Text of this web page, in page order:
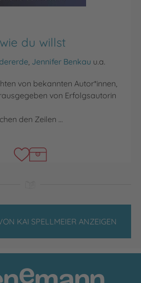
du willst
Jennifer Benkau u.a.
von bekannten Autor*innen,
von Erfolgsautorin
den Zeilen …
KAI SPELLMEIER ANZEIGEN